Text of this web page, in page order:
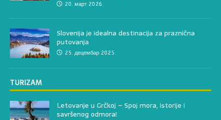
20. март 2026.
Slovenija je idealna destinacija za praznična
putovanja
25. децембар 2025.
TURIZAM
Letovanje u Grčkoj – Spoj mora, istorije i
savršenog odmora!